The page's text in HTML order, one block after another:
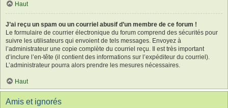
Haut
J’ai reçu un spam ou un courriel abusif d’un membre de ce forum !
Le formulaire de courrier électronique du forum comprend des sécurités pour
suivre les utilisateurs qui envoient de tels messages. Envoyez à
l’administrateur une copie complète du courriel reçu. Il est très important
d’inclure l’en-tête (il contient des informations sur l’expéditeur du courriel).
L’administrateur pourra alors prendre les mesures nécessaires.
Haut
Amis et ignorés